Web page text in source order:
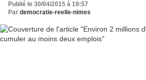
Publié le 30/04/2015 à 19:57
Par democratie-reelle-nimes